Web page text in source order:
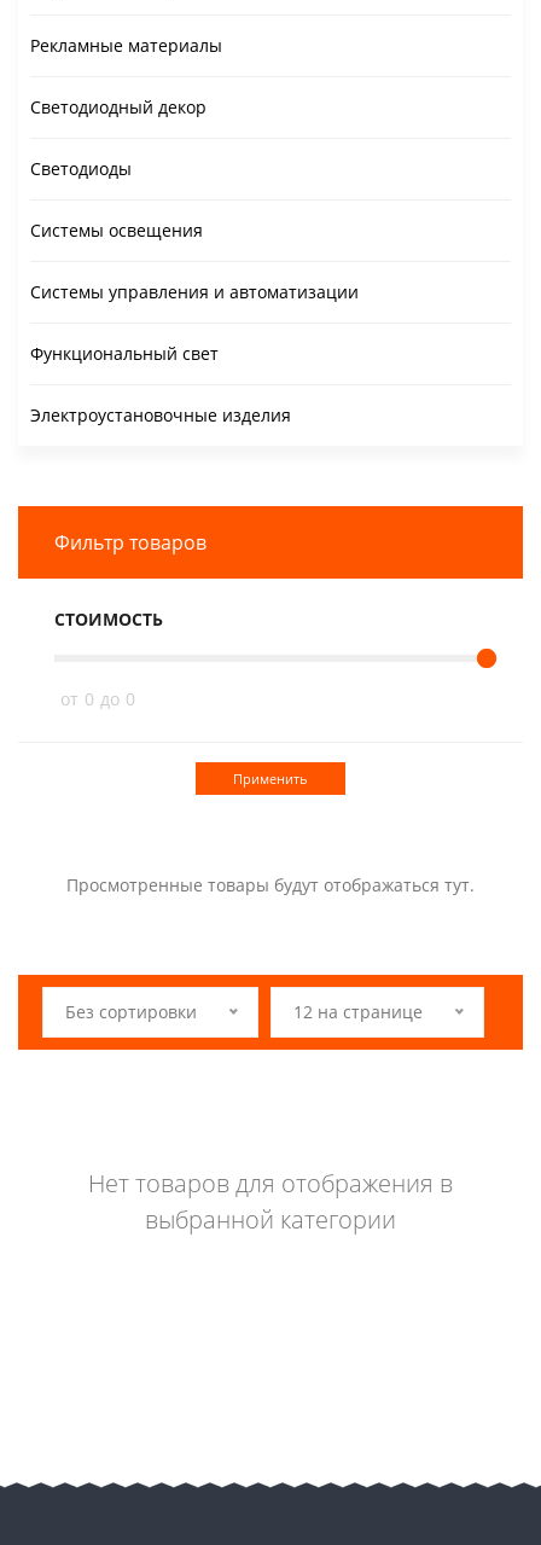
Рекламные материалы
Светодиодный декор
Светодиоды
Системы освещения
Системы управления и автоматизации
Функциональный свет
Электроустановочные изделия
Фильтр товаров
СТОИМОСТЬ
от 0 до 0
Применить
Просмотренные товары будут отображаться тут.
Без сортировки 12 на странице
Нет товаров для отображения в
выбранной категории